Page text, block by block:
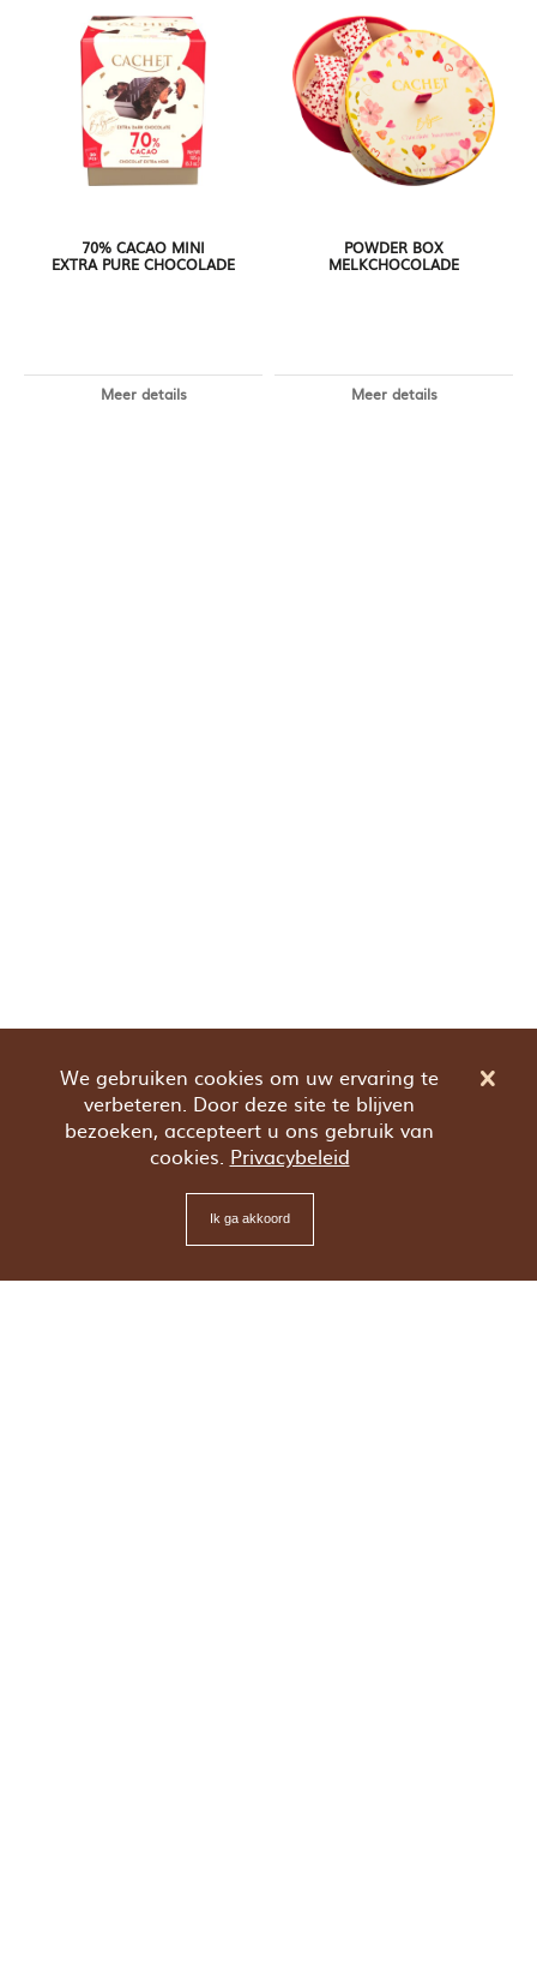
70% CACAO MINI
EXTRA PURE CHOCOLADE
Meer details
POWDER BOX
MELKCHOCOLADE
Meer details
We gebruiken cookies om uw ervaring te
verbeteren. Door deze site te blijven
bezoeken, accepteert u ons gebruik van
cookies. Privacybeleid
Ik ga akkoord